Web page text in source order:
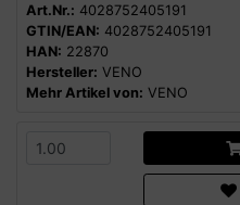
Art.Nr.: 4028752405191
GTIN/EAN: 4028752405191
HAN: 22870
Hersteller: VENO
Mehr Artikel von: VENO